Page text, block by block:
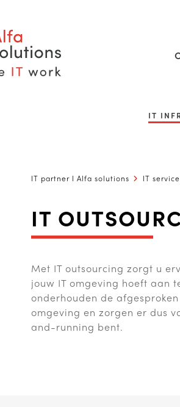
IT
IT partner I Alfa solutions IT
IT
Met IT outsourcing zorgt u
jouw IT omgeving hoeft aan
onderhouden de
omgeving en zorgen er dus
and-running bent.